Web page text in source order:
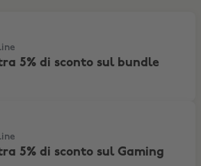
5% di sconto sul bundle
5% di sconto sul Gaming